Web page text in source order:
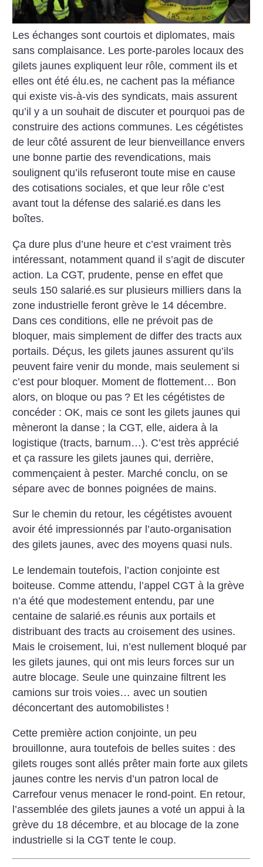
Les échanges sont courtois et diplomates, mais
sans complaisance. Les porte-paroles locaux des
gilets jaunes expliquent leur rôle, comment ils et
elles ont été élu.es, ne cachent pas la méfiance
qui existe vis-à-vis des syndicats, mais assurent
qu’il y a un souhait de discuter et pourquoi pas de
construire des actions communes. Les cégétistes
de leur côté assurent de leur bienveillance envers
une bonne partie des revendications, mais
soulignent qu’ils refuseront toute mise en cause
des cotisations sociales, et que leur rôle c’est
avant tout la défense des salarié.es dans les
boîtes.
Ça dure plus d’une heure et c’est vraiment très
intéressant, notamment quand il s’agit de discuter
action. La CGT, prudente, pense en effet que
seuls 150 salarié.es sur plusieurs milliers dans la
zone industrielle feront grève le 14 décembre.
Dans ces conditions, elle ne prévoit pas de
bloquer, mais simplement de differ des tracts aux
portails. Déçus, les gilets jaunes assurent qu’ils
peuvent faire venir du monde, mais seulement si
c’est pour bloquer. Moment de flottement… Bon
alors, on bloque ou pas ? Et les cégétistes de
concéder : OK, mais ce sont les gilets jaunes qui
mèneront la danse ; la CGT, elle, aidera à la
logistique (tracts, barnum…). C’est très apprécié
et ça rassure les gilets jaunes qui, derrière,
commençaient à pester. Marché conclu, on se
sépare avec de bonnes poignées de mains.
Sur le chemin du retour, les cégétistes avouent
avoir été impressionnés par l’auto-organisation
des gilets jaunes, avec des moyens quasi nuls.
Le lendemain toutefois, l’action conjointe est
boiteuse. Comme attendu, l’appel CGT à la grève
n’a été que modestement entendu, par une
centaine de salarié.es réunis aux portails et
distribuant des tracts au croisement des usines.
Mais le croisement, lui, n’est nullement ­bloqué par
les gilets jaunes, qui ont mis leurs forces sur un
autre blocage. Seule une quinzaine ­filtrent les
camions sur trois voies… avec un soutien
déconcertant des automobilistes !
Cette première action conjointe, un peu
brouillonne, aura toutefois de belles suites : des
gilets rouges sont allés prêter main forte aux gilets
jaunes contre les nervis d’un patron local de
Carrefour venus menacer le rond-point. En retour,
l’assemblée des gilets jaunes a voté un appui à la
grève du 18 décembre, et au ­blocage de la zone
industrielle si la CGT tente le coup.